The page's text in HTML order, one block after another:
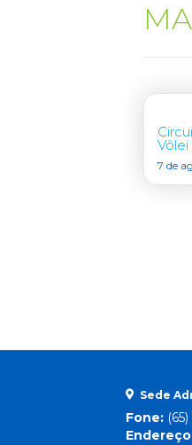
Vôlei
7 de
Sede
Fone: